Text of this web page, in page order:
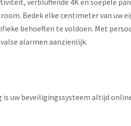
verbluffende 4K en soepele
Bedek elke centimeter van uw
behoeften te voldoen. Met
alarmen aanzienlijk.
is uw beveiligingssysteem altijd